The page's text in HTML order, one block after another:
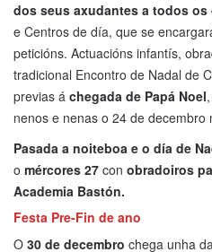
dos seus axudantes a todos
e Centros de día, que se
peticións. Actuacións infantís,
tradicional Encontro de Nadal de
previas á chegada de Papá Noel
nenos e nenas o 24 de decembro
Pasada a noiteboa e o día de
o mércores 27 con obradoiros
Academia Bastón.
Festa Pre-Fin de ano
O 30 de decembro chega unha